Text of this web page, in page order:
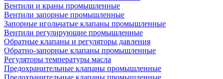
Вентили и краны промышленные
Вентили запорные промышленные
Запорные игольчатые клапаны промышленные
Вентили регулирующие промышленные
Обратные клапаны и регуляторы давления
Обратно-запорные клапаны промышленные
Регуляторы температуры масла
Предохранительные клапаны промышленные
Предохранительные клапаны промышленные